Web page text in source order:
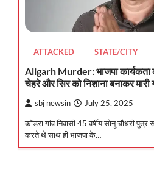
ATTACKED STATE/CITY
Aligarh Murder: भाजपा कार्यकता
चेहरे और सिर को निशाना बनाकर मारी
sbj newsin July 25, 2025
कोंडरा गांव निवासी 45 वर्षीय सोनू चौधरी पुत्र
करते थे साथ ही भाजपा के…